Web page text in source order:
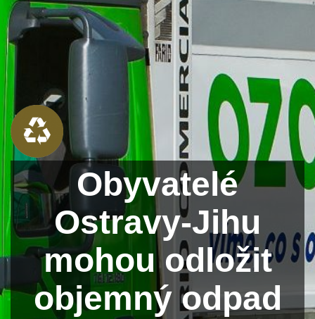
Obyvatelé
Ostravy-Jihu
mohou odložit
objemný odpad